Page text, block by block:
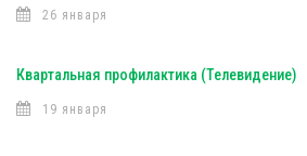
26 января
Квартальная профилактика (Телевидение)
19 января